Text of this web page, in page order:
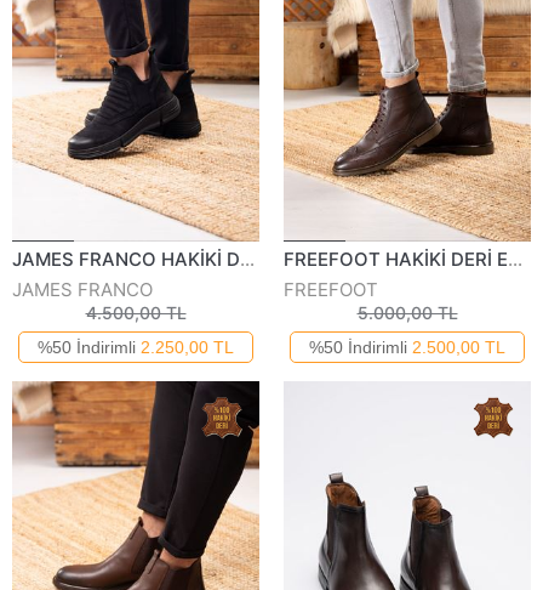
JAMES FRANCO HAKİKİ DERİ ERKEK GÜNLÜK BOT 576123K
JAMES FRANCO
4.500,00 TL
%50 İndirimli 2.250,00 TL
FREEFOOT HAKİKİ DERİ ERKEK GÜNLÜK BOT 2321123K
FREEFOOT
5.000,00 TL
%50 İndirimli 2.500,00 TL